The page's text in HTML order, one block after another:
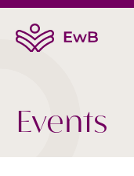
Events